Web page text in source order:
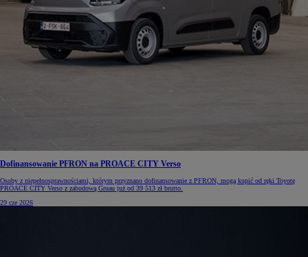
Dofinansowanie PFRON na PROACE CITY Verso
Osoby z niepełnosprawnościami, którym przyznano dofinansowanie z PFRON, mogą kupić od ręki Toyotę
PROACE CITY Verso z zabudową Gruau już od 39 513 zł brutto.
29 cze 2026